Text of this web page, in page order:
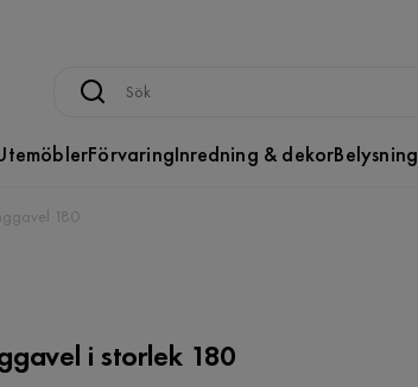
FörvaringInredning & dekorBelysning
180
i storlek 180